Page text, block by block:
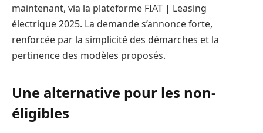
maintenant, via la plateforme FIAT | Leasing
électrique 2025. La demande s’annonce forte,
renforcée par la simplicité des démarches et la
pertinence des modèles proposés.
Une alternative pour les non-
éligibles